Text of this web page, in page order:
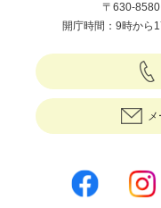
〒630-
開庁時間：9時から